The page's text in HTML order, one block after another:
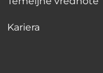
Kariera